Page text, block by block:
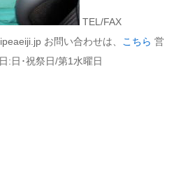
TEL/FAX
お問い合わせは、 こちら 営
:日･祝祭日/第1水曜日